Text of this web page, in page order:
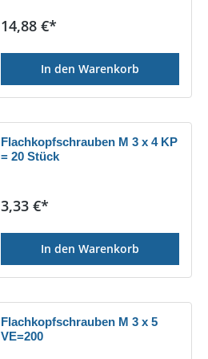
Regulärer Preis:
14,88 €*
In den Warenkorb
Flachkopfschrauben M 3 x 4 KP
= 20 Stück
Regulärer Preis:
3,33 €*
In den Warenkorb
Flachkopfschrauben M 3 x 5
VE=200